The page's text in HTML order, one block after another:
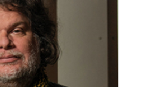
podemos entender, en
es una sociedad. Eso es